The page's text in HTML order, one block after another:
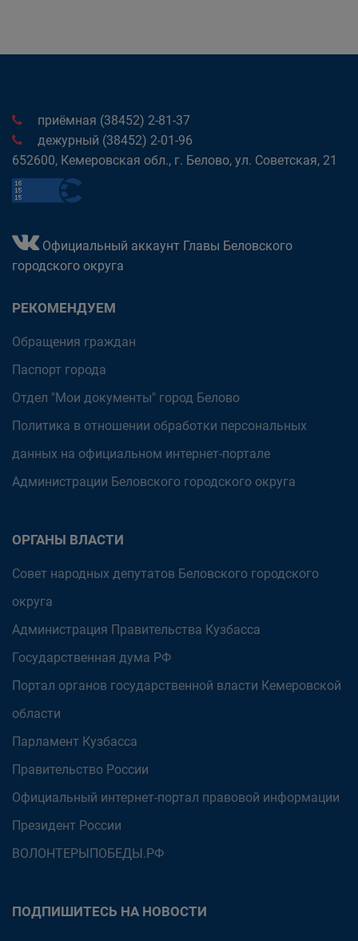
приёмная (38452) 2-81-37
дежурный (38452) 2-01-96
652600, Кемеровская обл., г. Белово, ул. Советская, 21
Официальный аккаунт Главы Беловского
городского округа
РЕКОМЕНДУЕМ
Обращения граждан
Паспорт города
Отдел "Мои документы" город Белово
Политика в отношении обработки персональных
данных на официальном интернет-портале
Администрации Беловского городского округа
ОРГАНЫ ВЛАСТИ
Совет народных депутатов Беловского городского
округа
Администрация Правительства Кузбасса
Государственная дума РФ
Портал органов государственной власти Кемеровской
области
Парламент Кузбасса
Правительство России
Официальный интернет-портал правовой информации
Президент России
ВОЛОНТЕРЫПОБЕДЫ.РФ
ПОДПИШИТЕСЬ НА НОВОСТИ